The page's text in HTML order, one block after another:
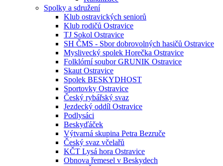
Spolky a sdružení
Klub ostravických seniorů
Klub rodičů Ostravice
TJ Sokol Ostravice
SH ČMS - Sbor dobrovolných hasičů Ostravice
Myslivecký spolek Horečka Ostravice
Folklórní soubor GRUNIK Ostravice
Skaut Ostravice
Spolek BESKYDHOST
Sportovky Ostravice
Český rybářský svaz
Jezdecký oddíl Ostravice
Podlysáci
Beskyďáček
Výtvarná skupina Petra Bezruče
Český svaz včelařů
KČT Lysá hora Ostravice
Obnova řemesel v Beskydech